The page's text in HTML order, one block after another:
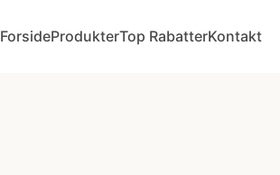
ForsideProdukterTop RabatterKontakt